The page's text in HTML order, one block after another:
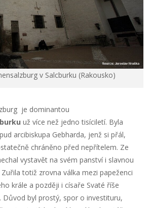
v Salcburku (Rakousko)
je dominantou
už více než jedno tisíciletí. Byla
arcibiskupa Gebharda, jenž si přál,
chráněno před nepřítelem. Ze
vystavět na svém panství i slavnou
Zuřila totiž zrovna válka mezi papeženci
krále a později i císaře Svaté říše
Důvod byl prostý, spor o investituru,